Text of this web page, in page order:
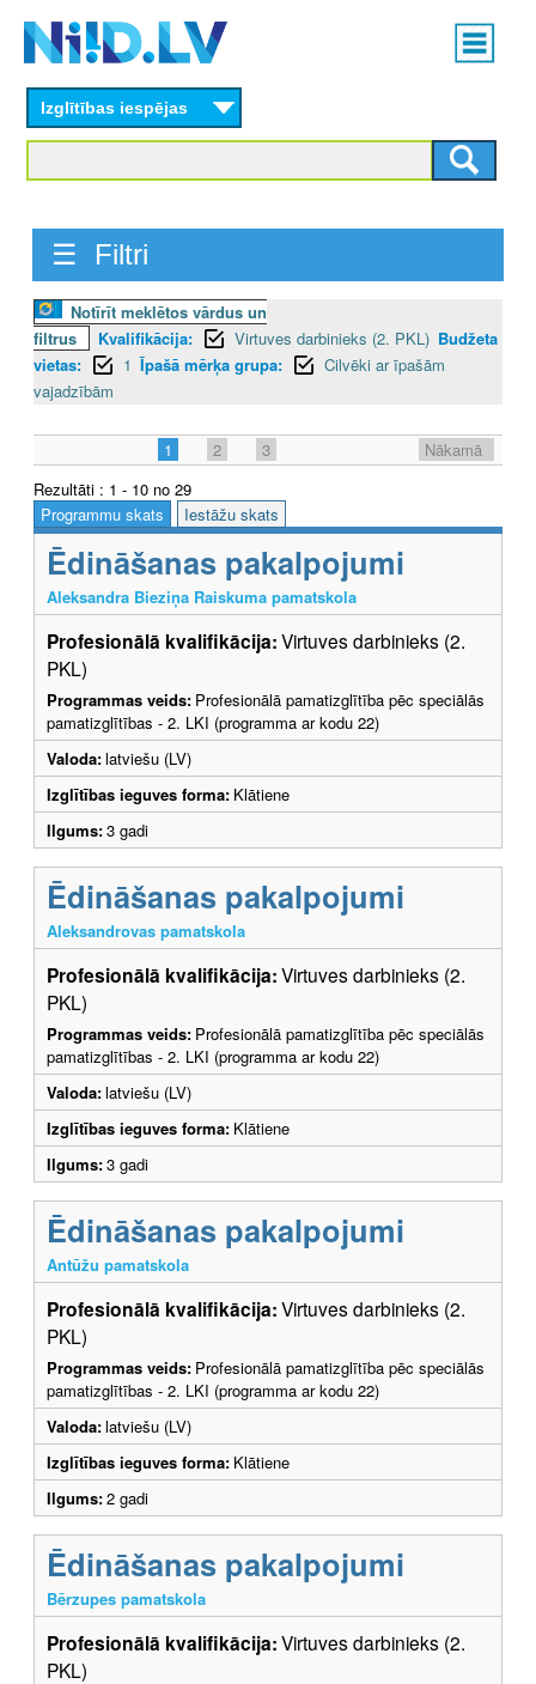
content
Main
menu
Izglītības iespējas
☰ Filtri
Notīrīt meklētos vārdus un
filtrus
Kvalifikācija: Virtuves darbinieks (2. PKL) Budžeta
vietas:
1 Īpašā mērķa grupa:
Cilvēki ar īpašām
vajadzībām
1 2 3
Nākamā
Rezultāti : 1 - 10 no 29
Programmu skats
Iestāžu skats
Ēdināšanas pakalpojumi
Aleksandra Bieziņa Raiskuma pamatskola
Profesionālā kvalifikācija:Virtuves darbinieks (2.
PKL)
Programmas veids: Profesionālā pamatizglītība pēc speciālās
pamatizglītības - 2. LKI (programma ar kodu 22)
Valoda:latviešu (LV)
Izglītības ieguves forma: Klātiene
Ilgums:3 gadi
Ēdināšanas pakalpojumi
Aleksandrovas pamatskola
Profesionālā kvalifikācija:Virtuves darbinieks (2.
PKL)
Programmas veids: Profesionālā pamatizglītība pēc speciālās
pamatizglītības - 2. LKI (programma ar kodu 22)
Valoda:latviešu (LV)
Izglītības ieguves forma: Klātiene
Ilgums:3 gadi
Ēdināšanas pakalpojumi
Antūžu pamatskola
Profesionālā kvalifikācija:Virtuves darbinieks (2.
PKL)
Programmas veids: Profesionālā pamatizglītība pēc speciālās
pamatizglītības - 2. LKI (programma ar kodu 22)
Valoda:latviešu (LV)
Izglītības ieguves forma: Klātiene
Ilgums:2 gadi
Ēdināšanas pakalpojumi
Bērzupes pamatskola
Profesionālā kvalifikācija:Virtuves darbinieks (2.
PKL)